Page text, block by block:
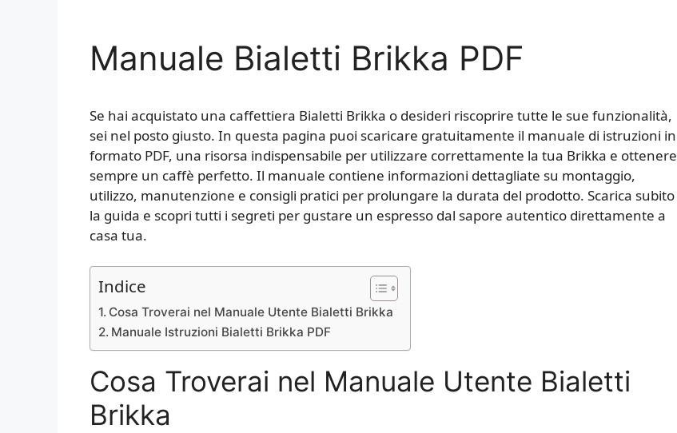
Manuale Bialetti Brikka PDF
Se hai acquistato una caffettiera Bialetti Brikka o desideri riscoprire tutte le sue funzionalità,
sei nel posto giusto. In questa pagina puoi scaricare gratuitamente il manuale di istruzioni in
formato PDF, una risorsa indispensabile per utilizzare correttamente la tua Brikka e ottenere
sempre un caffè perfetto. Il manuale contiene informazioni dettagliate su montaggio,
utilizzo, manutenzione e consigli pratici per prolungare la durata del prodotto. Scarica subito
la guida e scopri tutti i segreti per gustare un espresso dal sapore autentico direttamente a
casa tua.
Indice
Cosa Troverai nel Manuale Utente Bialetti Brikka
Manuale Istruzioni Bialetti Brikka PDF
Cosa Troverai nel Manuale Utente Bialetti
Brikka